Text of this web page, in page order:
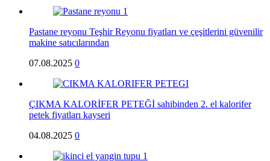
Pastane reyonu Teşhir Reyonu fiyatları ve çeşitlerini güvenilir
makine satıcılarından
07.08.2025 0
ÇIKMA KALORİFER PETEĞİ sahibinden 2. el kalorifer
petek fiyatları kayseri
04.08.2025 0